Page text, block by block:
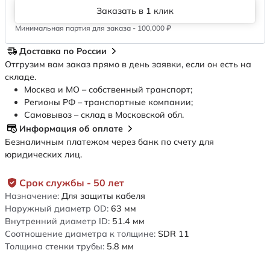
Срок службы - 50 лет
Назначение: Для защиты кабеля
Наружный диаметр OD: 63 мм
Внутренний диаметр ID: 51.4 мм
Соотношение диаметра к толщине: SDR 11
Толщина стенки трубы: 5.8 мм
Заказать в 1 клик
Минимальная партия для заказа - 100,000 ₽
Доставка по России
Отгрузим вам заказ прямо в день заявки, если он есть на
складе.
Москва и МО – собственный транспорт;
Регионы РФ – транспортные компании;
Самовывоз – склад в Московской обл.
Информация об оплате
Безналичным платежом через банк по счету для
юридических лиц.